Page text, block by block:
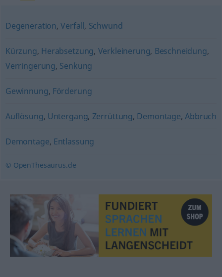
Degeneration,Verfall, Schwund
Kürzung, Herabsetzung, Verkleinerung, Beschneidung,
Verringerung, Senkung
Gewinnung, Förderung
Auflösung, Untergang, Zerrüttung, Demontage,Abbruch
Demontage, Entlassung
© OpenThesaurus.de